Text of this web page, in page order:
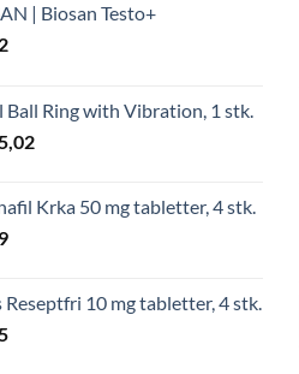
| Biosan Testo+
Ball Ring with Vibration, 1 stk.
Krka 50 mg tabletter, 4 stk.
Reseptfri 10 mg tabletter, 4 stk.